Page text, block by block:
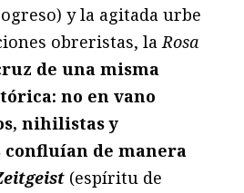
y la agitada urbe
obreristas, laRosa
de una misma
no en vano
nihilistas y
de manera
(espíritu de